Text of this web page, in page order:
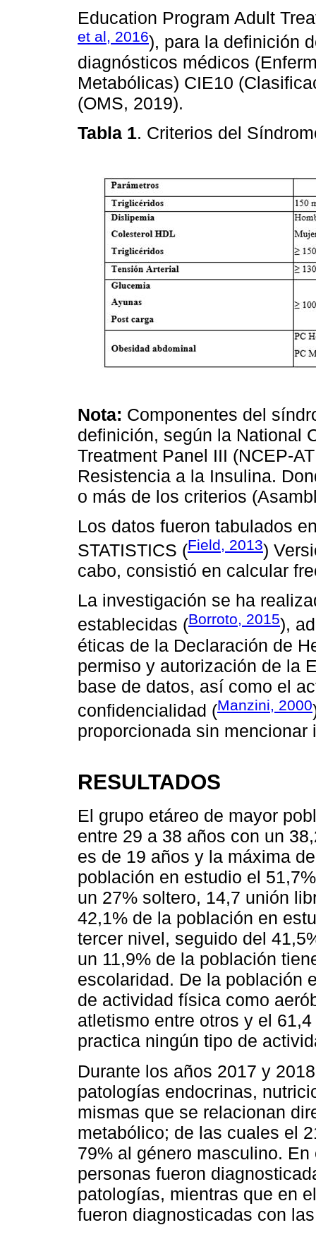
Education Program Adult
et al, 2016), para la definición
diagnósticos médicos
Metabólicas) CIE10
(OMS, 2019).
Tabla 1. Criterios del
Nota: Componentes del
definición, según la National
Treatment Panel III (NCEP-
Resistencia a la Insulina.
o más de los criterios
Los datos fueron tabulados
STATISTICS (Field, 2013)
cabo, consistió en calcular
La investigación se ha
establecidas (Borroto, 2015),
éticas de la Declaración de
permiso y autorización de la
base de datos, así como el
confidencialidad (Manzini, 2000
proporcionada sin
RESULTADOS
El grupo etáreo de mayor
entre 29 a 38 años con un
es de 19 años y la máxima
población en estudio el
un 27% soltero, 14,7 unión
42,1% de la población en
tercer nivel, seguido del
un 11,9% de la población
escolaridad. De la población
de actividad física como
atletismo entre otros y el
practica ningún tipo de
Durante los años 2017 y
patologías endocrinas,
mismas que se relacionan
metabólico; de las cuales el
79% al género masculino.
personas fueron
patologías, mientras que en
fueron diagnosticadas con